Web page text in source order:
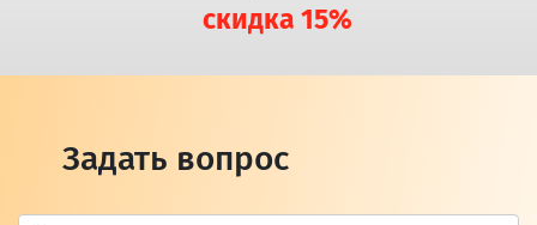
скидка 15%
Задать вопрос